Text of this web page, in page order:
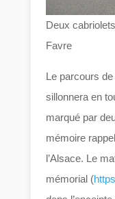
Deux
Favre
Le parcours
sillonnera en
marqué par
mémoire
l’Alsace. Le
mémorial (